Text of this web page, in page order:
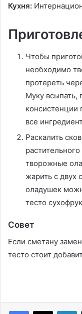
Кухня:
Чтобы
необходимо
протереть
Муку всыпать,
консистенции
все
Раскалить
творожные
жарить с двух
оладушек
тесто
Совет
Если сметану
тесто стоит